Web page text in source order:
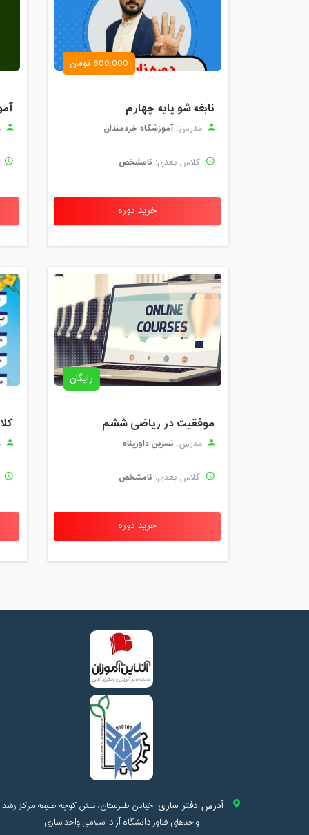
600,000 تومان
نابغه شو پایه چهارم
مدرس: آموزشگاه خردمندان
کلاس بعدی: نامشخص
خرید دوره
رایگان
موفقیت در ریاضی ششم
مدرس: نسرین داورپناه
کلاس بعدی: نامشخص
خرید دوره
آدرس دفتر ساری: خیابان طبرستان، نبش کوچه طلیعه مرکز رشد
واحدهای فناور دانشگاه آزاد اسلامی واحد ساری